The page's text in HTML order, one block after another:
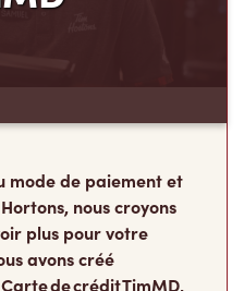
nous croyons
plus pour votre
avons créé
de crédit TimMD,